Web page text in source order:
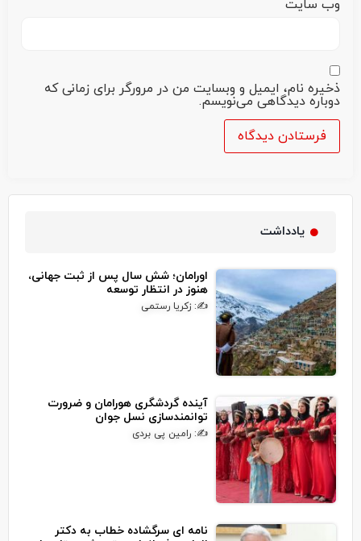
وب‌ سایت
ذخیره نام، ایمیل و وبسایت من در مرورگر برای زمانی که
دوباره دیدگاهی می‌نویسم.
یادداشت
اورامان؛ شش سال پس از ثبت جهانی،
هنوز در انتظار توسعه
✍: زکریا رستمی
آینده گردشگری هورامان و ضرورت
توانمندسازی نسل جوان
✍: رامین پی بردی
نامه ای سرگشاده خطاب به دکتر